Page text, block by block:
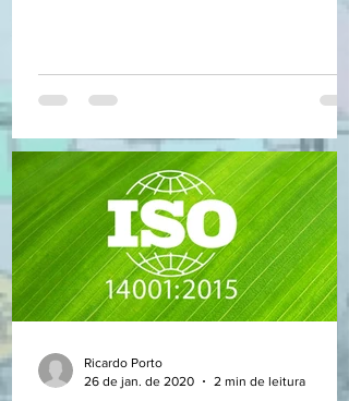
Ricardo Porto
26 de jan. de 2020
2 min de leitura